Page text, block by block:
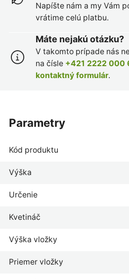
Napíšte nám a my Vám
vrátime celú platbu.
Máte nejakú otázku?
V takomto prípade nás
na čísle +421 2222 000
kontaktný formulár.
parametry
Kód produktu
Výška
Určenie
Kvetináč
Výška vložky
Priemer vložky